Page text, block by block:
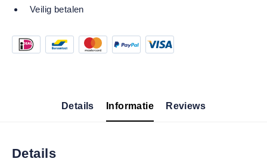
Veilig betalen
Details Informatie Reviews
Details